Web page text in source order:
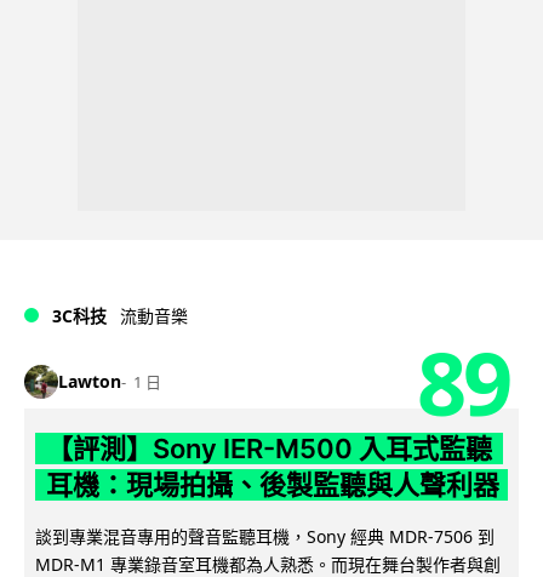
3C科技 流動音樂
Lawton 1 日 89
【評測】Sony IER-M500 入耳式監聽
耳機：現場拍攝、後製監聽與人聲利器
談到專業混音專用的聲音監聽耳機，Sony 經典 MDR-7506 到
MDR-M1 專業錄音室耳機都為人熟悉。而現在舞台製作者與創